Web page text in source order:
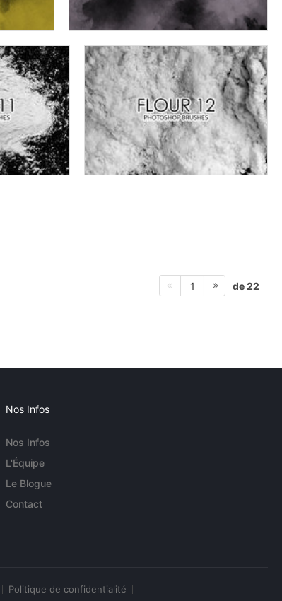
1 de 22
Nos Infos
Nos Infos
L'Équipe
Le Blogue
Contact
Politique de confidentialité